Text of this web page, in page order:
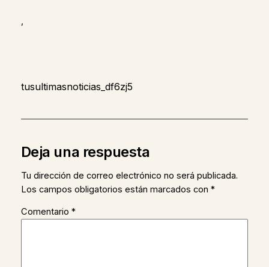
,
tusultimasnoticias_df6zj5
Deja una respuesta
Tu dirección de correo electrónico no será publicada.
Los campos obligatorios están marcados con *
Comentario *